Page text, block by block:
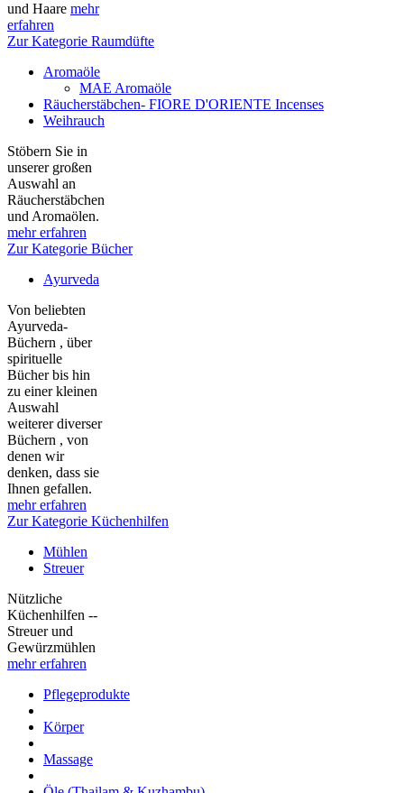
und Haare mehr
erfahren
Zur Kategorie Raumdüfte
Aromaöle
MAE Aromaöle
Räucherstäbchen- FIORE D'ORIENTE Incenses
Weihrauch
Stöbern Sie in
unserer großen
Auswahl an
Räucherstäbchen
und Aromaölen.
mehr erfahren
Zur Kategorie Bücher
Ayurveda
Von beliebten
Ayurveda-
Büchern , über
spirituelle
Bücher bis hin
zu einer kleinen
Auswahl
weiterer diverser
Büchern , von
denen wir
denken, dass sie
Ihnen gefallen.
mehr erfahren
Zur Kategorie Küchenhilfen
Mühlen
Streuer
Nützliche
Küchenhilfen --
Streuer und
Gewürzmühlen
mehr erfahren
Pflegeprodukte
Körper
Massage